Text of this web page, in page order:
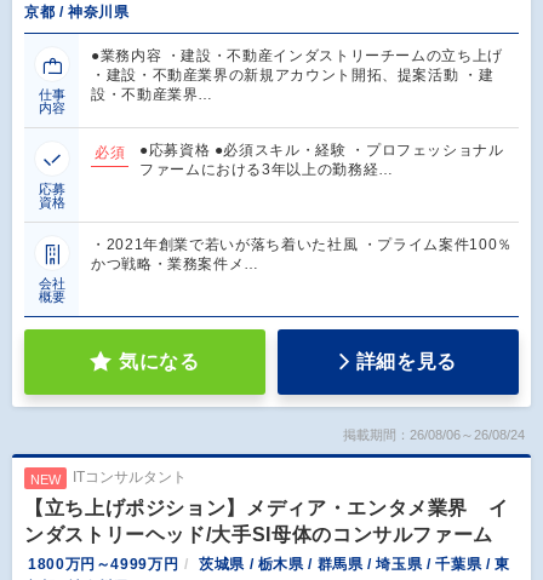
京都 / 神奈川県
仕事
内容
●業務内容 ・建設・不動産インダストリーチームの立ち上げ
・建設・不動産業界の新規アカウント開拓、提案活動 ・建
設・不動産業界…
応募
資格
必須
●応募資格 ●必須スキル・経験 ・プロフェッショナル
ファームにおける3年以上の勤務経…
会社
概要
・2021年創業で若いが落ち着いた社風 ・プライム案件100％
かつ戦略・業務案件メ…
気になる 詳細を見る
掲載期間：26/08/06～26/08/24
NEW ITコンサルタント
【立ち上げポジション】メディア・エンタメ業界 イ
ンダストリーヘッド/大手SI母体のコンサルファーム
1800万円～4999万円
茨城県 / 栃木県 / 群馬県 / 埼玉県 / 千葉県 / 東